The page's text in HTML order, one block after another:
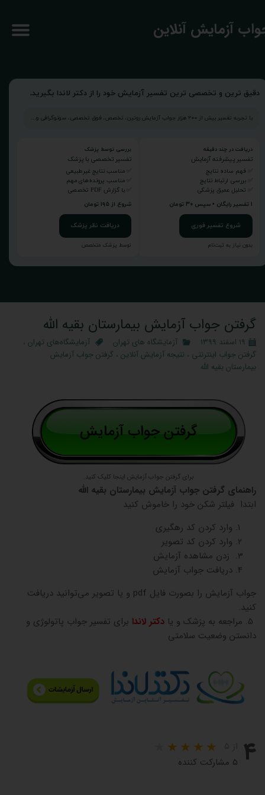
آزمایش آنلاین
دقیق ترین و تخصصی ترین تفسیر آزمایش خود را از دکتر لاندا بگیرید.
با تجربه تفسیر بیش از ۲۰۰ هزار جواب آزمایش روتین، تخصص، فوق تخصصی، سونوگرافی و...
دریافت در چند دقیقه
تفسیر پیشرفته آزمایش
✅ فهم ساده نتایج
✅ بررسی ارتباط نتایج
✅ تحلیل عمیق پزشکی
۱ تفسیر رایگان • سپس ۳۰ تومان
شروع تفسیر فوری
بدون نیاز به ثبت‌نام
بررسی توسط پزشک
تفسیر تخصصی با پزشک
✅ مناسب نتایج غیرطبیعی
✅ مناسب پرونده‌های مهم
✅ با گزارش PDF تخصصی
شروع از ۱۹۵ تومان
دریافت نظر پزشک
توسط پزشک متخصص
گرفتن جواب آزمایش بیمارستان بقیه الله
۱۹ اسفند ۱۳۹۹ آزمایشگاه‌ های تهران آزمایشگاه‌های تهران ،
گرفتن جواب اینترنتی ، نتیجه آزمایش آنلاین ، گرفتن جواب آزمایش
بیمارستان بقیه الله
برای گرفتن جواب آزمایش اینجا کلیک کنید.
راهنمای گرفتن جواب آزمایش بیمارستان بقیه الله
ابتدا فیلتر شکن خود را خاموش کنید
وارد کردن کد رهگیری
وارد کردن کد تصویر
زدن مشاهده آزمایش
دریافت جواب آزمایش
جواب آزمایش را بصورت فایل pdf و یا تصویر می‌توانید دریافت
کنید.
دکتر لاندا برای تفسیر جواب پاتولوژی و
دانستن وضعیت سلامتی
۴ ۵ مشارکت کننده